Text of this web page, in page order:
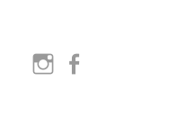
instagram